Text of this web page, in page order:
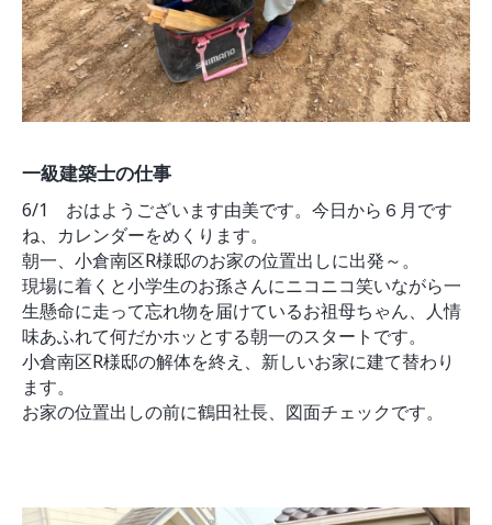
採用情報
スタッフ紹介
ブログ
お知らせ
お問い合わせ・資料請求
SNS
一級建築士の仕事
6/1 おはようございます由美です。今日から６月です
ね、カレンダーをめくります。
朝一、小倉南区R様邸のお家の位置出しに出発～。
現場に着くと小学生のお孫さんにニコニコ笑いながら一
生懸命に走って忘れ物を届けているお祖母ちゃん、人情
味あふれて何だかホッとする朝一のスタートです。
小倉南区R様邸の解体を終え、新しいお家に建て替わり
ます。
お家の位置出しの前に鶴田社長、図面チェックです。